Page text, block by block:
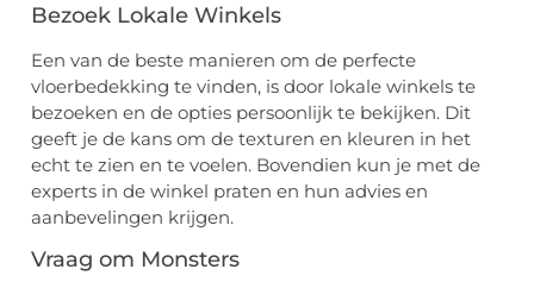
Bezoek Lokale Winkels
Een van de beste manieren om de perfecte
vloerbedekking te vinden, is door lokale winkels te
bezoeken en de opties persoonlijk te bekijken. Dit
geeft je de kans om de texturen en kleuren in het
echt te zien en te voelen. Bovendien kun je met de
experts in de winkel praten en hun advies en
aanbevelingen krijgen.
Vraag om Monsters